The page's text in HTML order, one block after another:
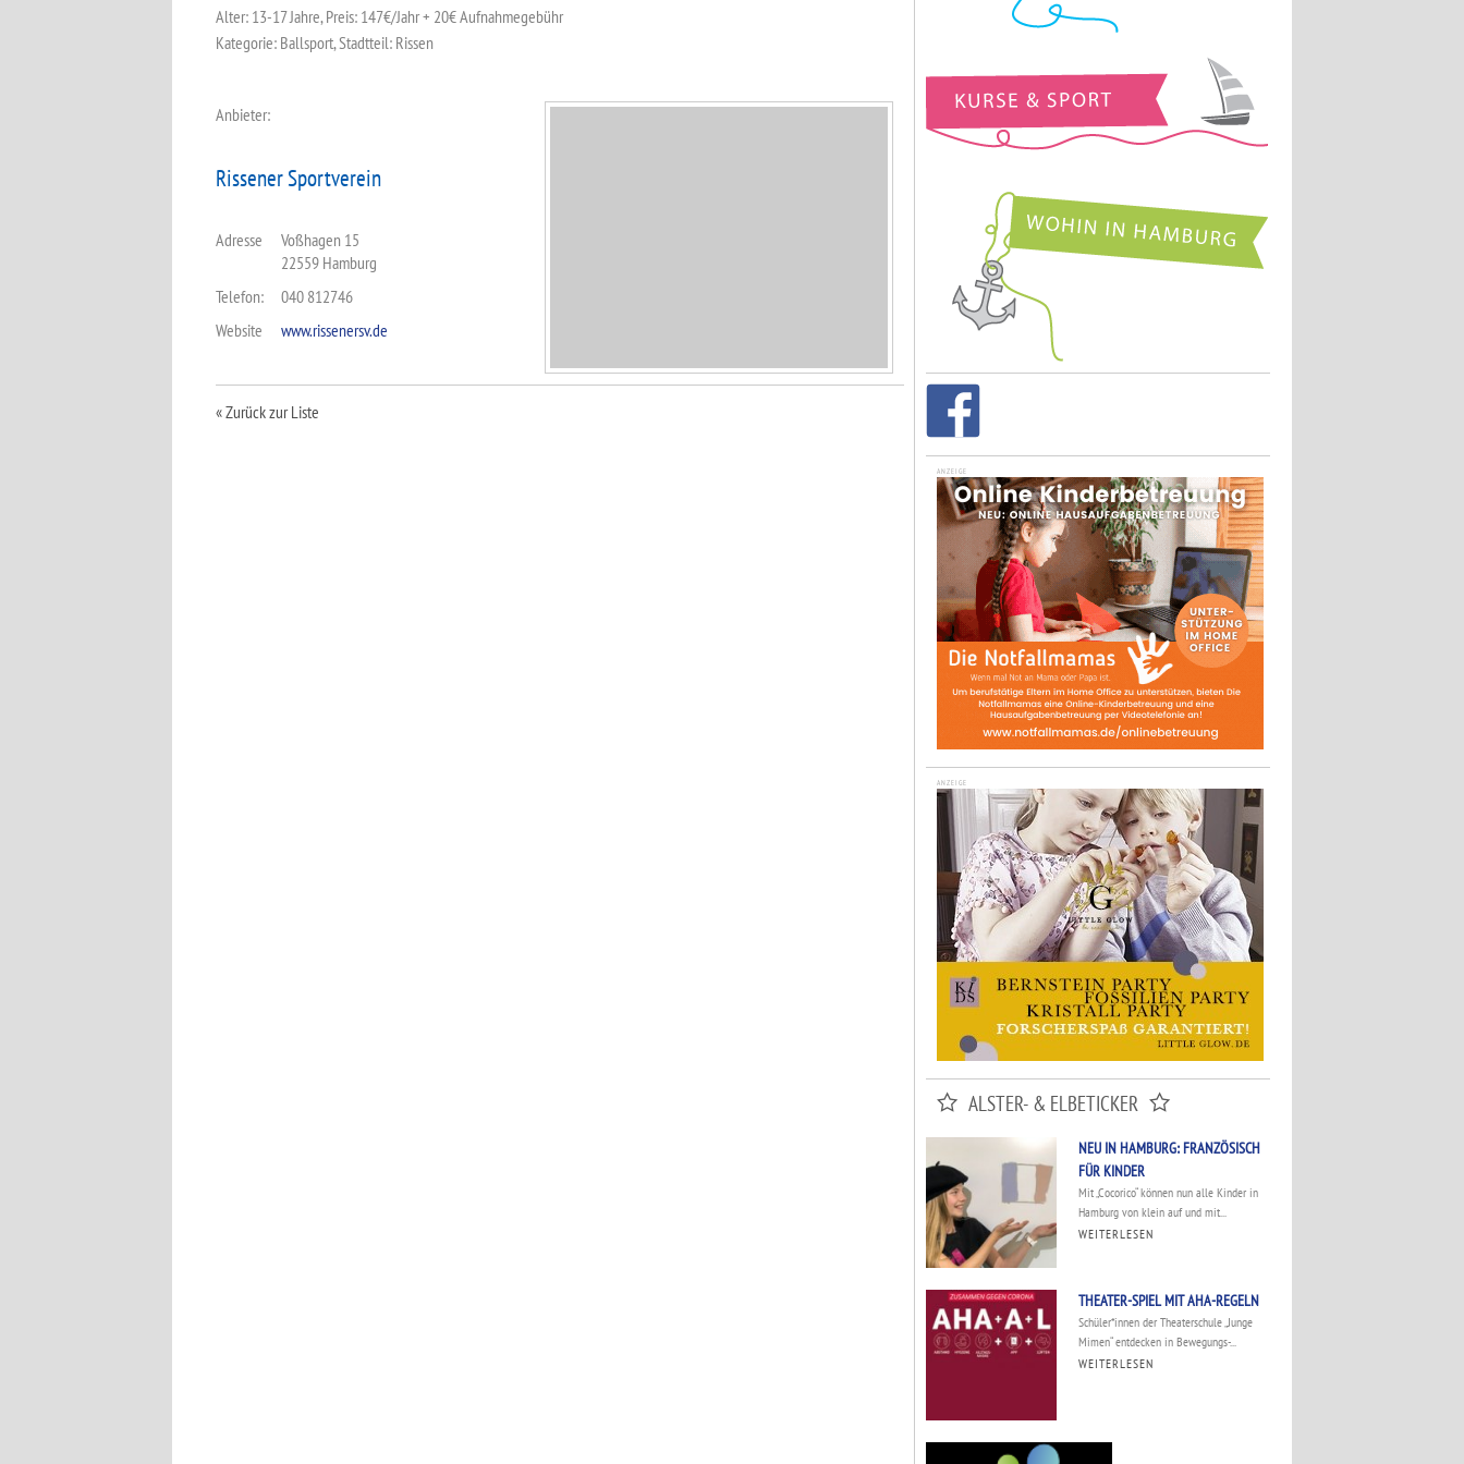
Alter: 13-17 Jahre, Preis: 147€/Jahr + 20€ Aufnahmegebühr
Kategorie: Ballsport, Stadtteil: Rissen
Anbieter:
Rissener Sportverein
Adresse
Voßhagen 15
22559 Hamburg
Telefon:
040 812746
Website
www.rissenersv.de
« Zurück zur Liste
ANZEIGE
ANZEIGE
ALSTER- & ELBETICKER
NEU IN HAMBURG: FRANZÖSISCH
FÜR KINDER
Mit „Cocorico“ können nun alle Kinder in
Hamburg von klein auf und mit...
WEITERLESEN
THEATER-SPIEL MIT AHA-REGELN
Schüler*innen der Theaterschule „Junge
Mimen“ entdecken in Bewegungs-...
WEITERLESEN